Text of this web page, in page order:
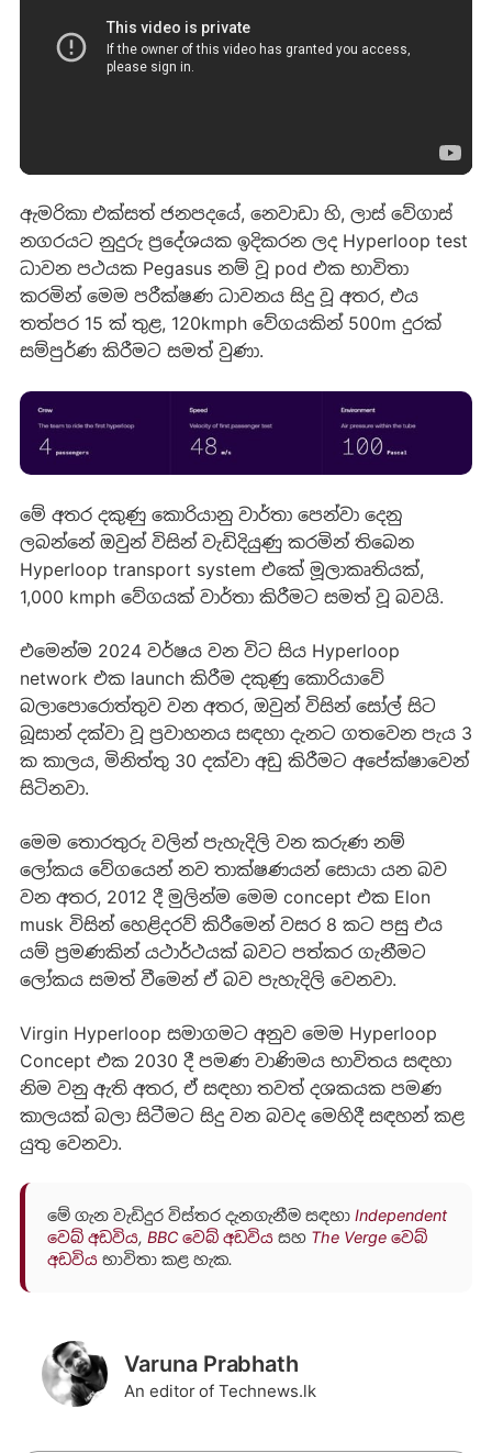
ඇමරිකා එක්සත් ජනපදයේ, නෙවාඩා හි, ලාස් වේගාස්
නගරයට නුදුරු ප්‍රදේශයක ඉදිකරන ලද Hyperloop test
ධාවන පථයක Pegasus නම් වූ pod එක භාවිතා
කරමින් මෙම පරීක්ෂණ ධාවනය සිදු වූ අතර, එය
තත්පර 15 ක් තුළ, 120kmph වේගයකින් 500m දුරක්
සම්පුර්ණ කිරීමට සමත් වුණා.
මේ අතර දකුණු කොරියානු වාර්තා පෙන්වා දෙනු
ලබන්නේ ඔවුන් විසින් වැඩිදියුණු කරමින් තිබෙන
Hyperloop transport system එකේ මූලාකෘතියක්,
1,000 kmph වේගයක් වාර්තා කිරීමට සමත් වූ බවයි.
එමෙන්ම 2024 වර්ෂය වන විට සිය Hyperloop
network එක launch කිරීම දකුණු කොරියාවේ
බලාපොරොත්තුව වන අතර, ඔවුන් විසින් සෝල් සිට
බූසාන් දක්වා වූ ප්‍රවාහනය සඳහා දැනට ගතවෙන පැය 3
ක කාලය, මිනිත්තු 30 දක්වා අඩු කිරීමට අපේක්ෂාවෙන්
සිටිනවා.
මෙම තොරතුරු වලින් පැහැදිලි වන කරුණ නම්
ලෝකය වේගයෙන් නව තාක්ෂණයන් සොයා යන බව
වන අතර, 2012 දී මුලින්ම මෙම concept එක Elon
musk විසින් හෙළිදරව් කිරීමෙන් වසර 8 කට පසු එය
යම් ප්‍රමණකින් යථාර්ථයක් බවට පත්කර ගැනීමට
ලෝකය සමත් වීමෙන් ඒ බව පැහැදිලි වෙනවා.
Virgin Hyperloop සමාගමට අනුව මෙම Hyperloop
Concept එක 2030 දී පමණ වාණිමය භාවිතය සඳහා
නිම වනු ඇති අතර, ඒ සඳහා තවත් දශකයක පමණ
කාලයක් බලා සිටීමට සිදු වන බවද මෙහිදී සඳහන් කළ
යුතු වෙනවා.
මේ ගැන වැඩිදුර විස්තර දැනගැනීම සඳහා Independent
වෙබ් අඩවිය, BBC වෙබ් අඩවියසහ The Verge වෙබ්
අඩවියභාවිතා කළ හැක.
Varuna Prabhath
An editor of Technews.lk